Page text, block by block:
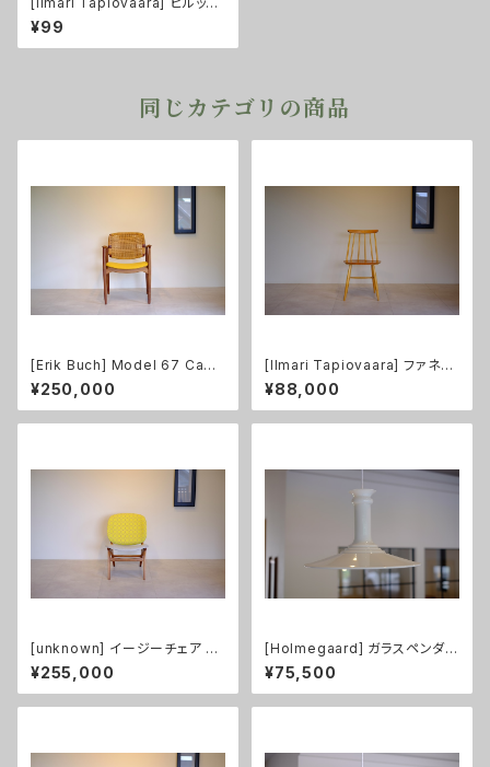
チェア Asko
¥99
同じカテゴリの商品
[Erik Buch] Model 67 Capt
ain's Chair アームチェア（張替
え済み）
¥250,000
[Ilmari Tapiovaara] ファネッ
トチェア 6S ナチュラル
¥88,000
[unknown] イージーチェア チ
ーク（張替え済み）
¥255,000
[Holmegaard] ガラスペンダン
トライト Mythos XL size
¥75,500